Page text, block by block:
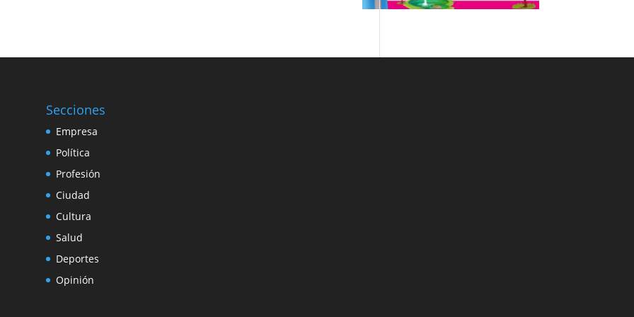
Secciones
Empresa
Política
Profesión
Ciudad
Cultura
Salud
Deportes
Opinión